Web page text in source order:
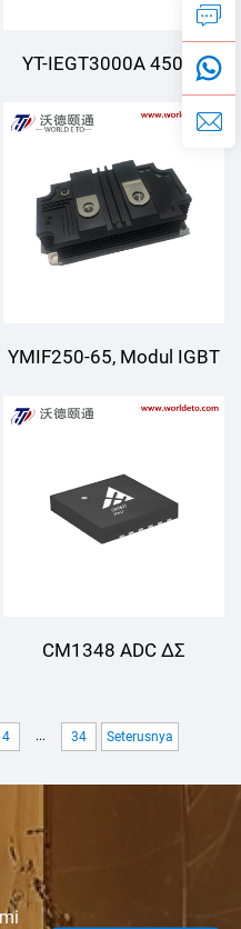
YT-IEGT3000A 4500V
4500V 3000A, Modul
IEGT
YMIF250-65, Modul IGBT
CM1348 ADC ΔΣ
4 ... 34 Seterusnya